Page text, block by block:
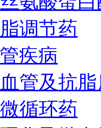
调节药
疾病
管及抗
循环药